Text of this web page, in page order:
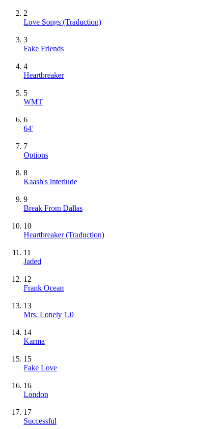
2
Love Songs (Traduction)
3
Fake Friends
4
Heartbreaker
5
WMT
6
64'
7
Options
8
Kaash's Interlude
9
Break From Dallas
10
Heartbreaker (Traduction)
11
Jaded
12
Frank Ocean
13
Mrs. Lonely 1.0
14
Karma
15
Fake Love
16
London
17
Successful